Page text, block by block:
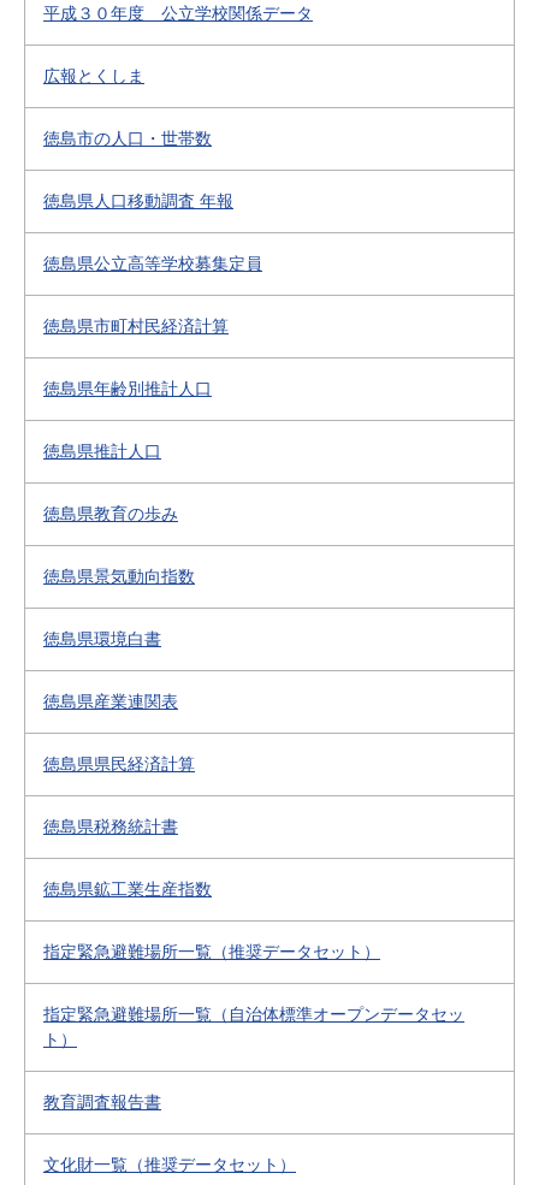
平成３０年度 公立学校関係データ
広報とくしま
徳島市の人口・世帯数
徳島県人口移動調査 年報
徳島県公立高等学校募集定員
徳島県市町村民経済計算
徳島県年齢別推計人口
徳島県推計人口
徳島県教育の歩み
徳島県景気動向指数
徳島県環境白書
徳島県産業連関表
徳島県県民経済計算
徳島県税務統計書
徳島県鉱工業生産指数
指定緊急避難場所一覧（推奨データセット）
指定緊急避難場所一覧（自治体標準オープンデータセッ
ト）
教育調査報告書
文化財一覧（推奨データセット）